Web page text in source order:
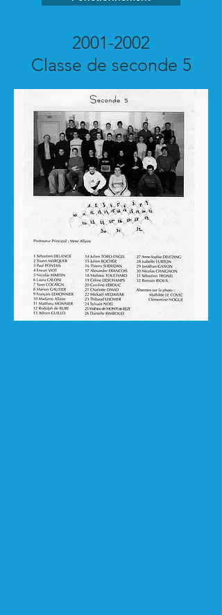
2001-2002
Classe de seconde 5